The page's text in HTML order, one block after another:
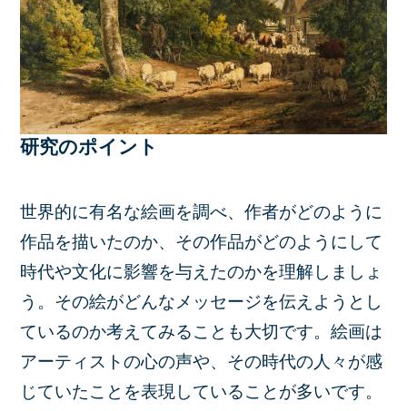
研究のポイント
世界的に有名な絵画を調べ、作者がどのように
作品を描いたのか、その作品がどのようにして
時代や文化に影響を与えたのかを理解しましょ
う。その絵がどんなメッセージを伝えようとし
ているのか考えてみることも大切です。絵画は
アーティストの心の声や、その時代の人々が感
じていたことを表現していることが多いです。